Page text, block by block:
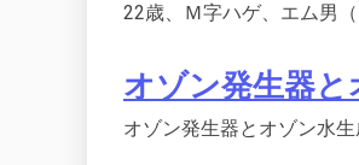
22歳、Ｍ字ハゲ、エム男
オゾン発生器と
オゾン発生器とオゾン水